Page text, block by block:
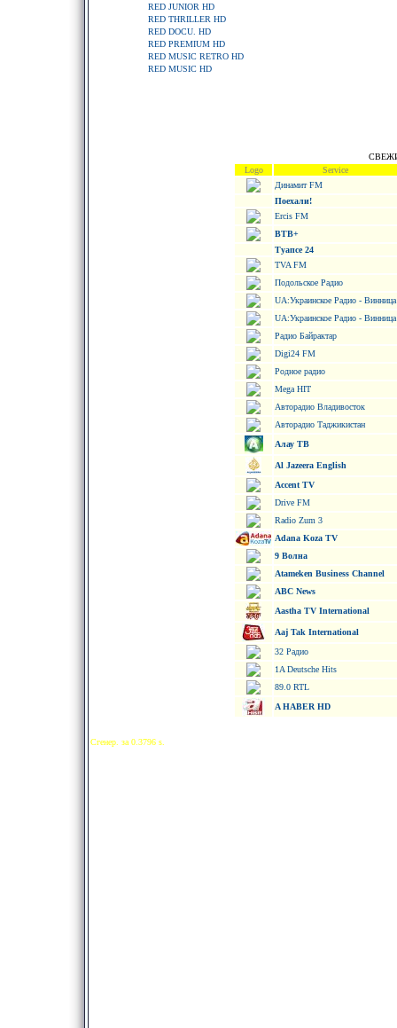
RED JUNIOR HD
RED THRILLER HD
RED DOCU. HD
RED PREMIUM HD
RED MUSIC RETRO HD
RED MUSIC HD
Logo
Service
Динамит FM
Поехали!
Ercis FM
ВТВ+
Туапсе 24
TVA FM
Подольское Радио
UA:Украинское Радио - Винница
UA:Украинское Радио - Винница
Радио Байрактар
Digi24 FM
Родное радио
Mega HIT
Авторадио Владивосток
Авторадио Таджикистан
Алау ТВ
Al Jazeera English
Accent TV
Drive FM
Radio Zum 3
Adana Koza TV
9 Волна
Atameken Business Channel
ABC News
Aastha TV International
Aaj Tak International
32 Радио
1A Deutsche Hits
89.0 RTL
A HABER HD
Сгенер. за 0.3796 s.